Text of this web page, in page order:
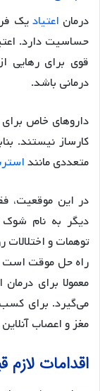
درمان اعتیادیک
حساسیت دارد.
قوی برای رهایی
درمانی باشد.
داروهای خاص برای
کارساز نیستند.
متعددی مانند
در این موقعیت،
دیگر به نام شوک
توهمات و
راه حل موقت است
معمولا برای
می‌گیرد. برای
مغز و اعصاب
اقدامات